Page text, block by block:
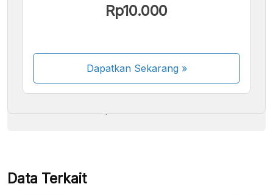
Rp10.000
Dapatkan Sekarang»
Kami menerima pembayaran berikut:
Beberapa metode pembayaran masih dalam
Data Terkait